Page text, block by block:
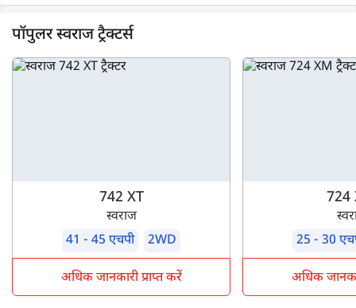
पॉपुलर स्वराज ट्रैक्टर्स
742 XT
स्वराज
41 - 45 एचपी
2WD
अधिक जानकारी प्राप्त करें
724
25 - 30
अधिक